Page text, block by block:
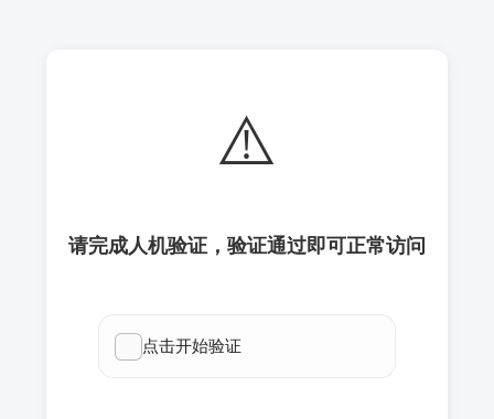
⚠️
请完成人机验证，验证通过即可正常访问